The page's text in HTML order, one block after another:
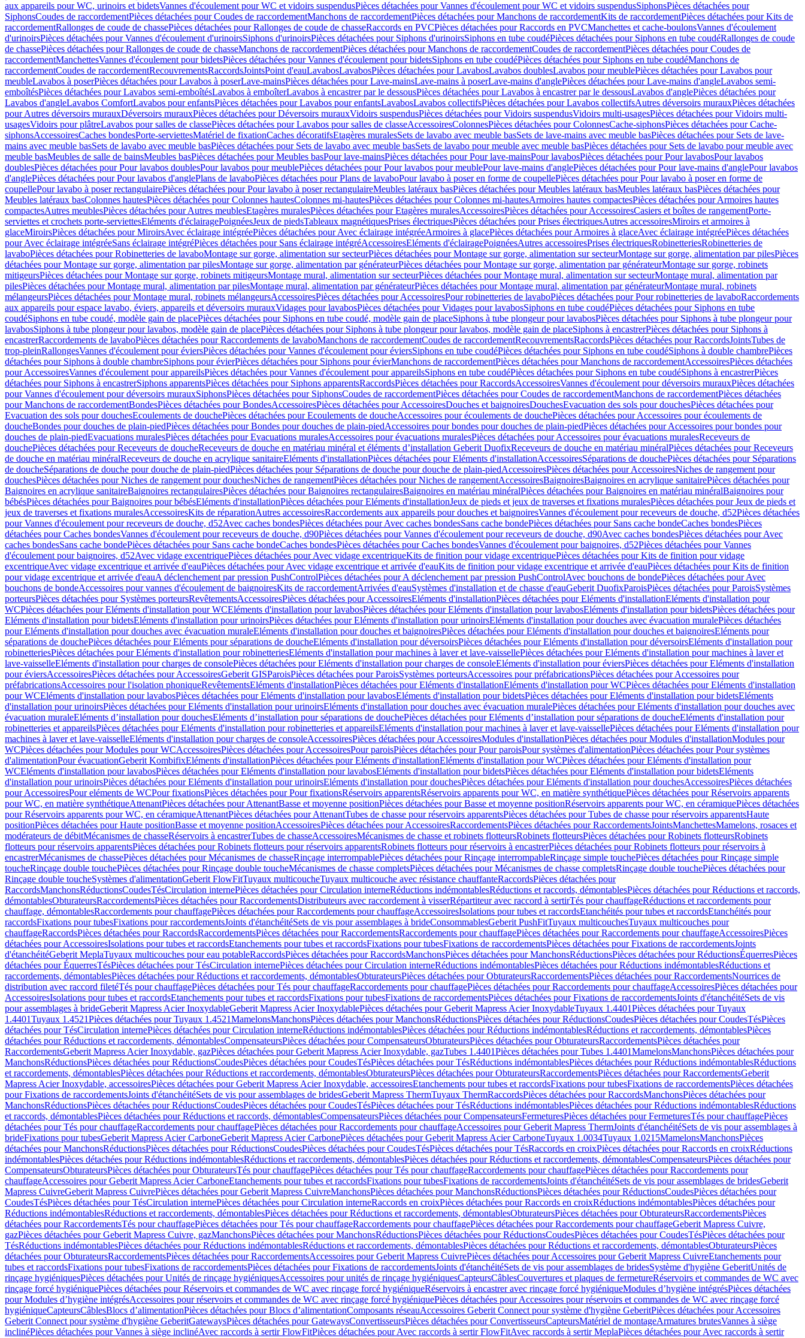
aux appareils pour WC, urinoirs et bidetsVannes d'écoulement pour WC et vidoirs suspendusPièces détachées pour Vannes d'écoulement pour WC et vidoirs suspendusSiphonsPièces détachées pour
SiphonsCoudes de raccordementPièces détachées pour Coudes de raccordementManchons de raccordementPièces détachées pour Manchons de raccordementKits de raccordementPièces détachées pour Kits de
raccordementRallonges de coude de chassePièces détachées pour Rallonges de coude de chasseRaccords en PVCPièces détachées pour Raccords en PVCManchettes et cache-boulonsVannes d'écoulement
d'urinoirsPièces détachées pour Vannes d'écoulement d'urinoirsSiphons d'urinoirsPièces détachées pour Siphons d'urinoirsSiphons en tube coudéPièces détachées pour Siphons en tube coudéRallonges de coude
de chassePièces détachées pour Rallonges de coude de chasseManchons de raccordementPièces détachées pour Manchons de raccordementCoudes de raccordementPièces détachées pour Coudes de
raccordementManchettesVannes d'écoulement pour bidetsPièces détachées pour Vannes d'écoulement pour bidetsSiphons en tube coudéPièces détachées pour Siphons en tube coudéManchons de
raccordementCoudes de raccordementRecouvrementsRaccordsJointsPoint d'eauLavabosLavabosPièces détachées pour LavabosLavabos doublesLavabos pour meublePièces détachées pour Lavabos pour
meubleLavabos à poserPièces détachées pour Lavabos à poserLave-mainsPièces détachées pour Lave-mainsLave-mains à poserLave-mains d'anglePièces détachées pour Lave-mains d'angleLavabos semi-
emboîtésPièces détachées pour Lavabos semi-emboîtésLavabos à emboîterLavabos à encastrer par le dessousPièces détachées pour Lavabos à encastrer par le dessousLavabos d'anglePièces détachées pour
Lavabos d'angleLavabos ComfortLavabos pour enfantsPièces détachées pour Lavabos pour enfantsLavabosLavabos collectifsPièces détachées pour Lavabos collectifsAutres déversoirs murauxPièces détachées
pour Autres déversoirs murauxDéversoirs murauxPièces détachées pour Déversoirs murauxVidoirs suspendusPièces détachées pour Vidoirs suspendusVidoirs multi-usagesPièces détachées pour Vidoirs multi-
usagesVidoirs pour plâtreLavabos pour salles de classePièces détachées pour Lavabos pour salles de classeAccessoiresColonnesPièces détachées pour ColonnesCache-siphonsPièces détachées pour Cache-
siphonsAccessoiresCaches bondesPorte-serviettesMatériel de fixationCaches décoratifsEtagères muralesSets de lavabo avec meuble basSets de lave-mains avec meuble basPièces détachées pour Sets de lave-
mains avec meuble basSets de lavabo avec meuble basPièces détachées pour Sets de lavabo avec meuble basSets de lavabo pour meuble avec meuble basPièces détachées pour Sets de lavabo pour meuble avec
meuble basMeubles de salle de bainsMeubles basPièces détachées pour Meubles basPour lave-mainsPièces détachées pour Pour lave-mainsPour lavabosPièces détachées pour Pour lavabosPour lavabos
doublesPièces détachées pour Pour lavabos doublesPour lavabos pour meublePièces détachées pour Pour lavabos pour meublePour lave-mains d'anglePièces détachées pour Pour lave-mains d'anglePour lavabos
d'anglePièces détachées pour Pour lavabos d'anglePlans de lavaboPièces détachées pour Plans de lavaboPour lavabo à poser en forme de coupellePièces détachées pour Pour lavabo à poser en forme de
coupellePour lavabo à poser rectangulairePièces détachées pour Pour lavabo à poser rectangulaireMeubles latéraux basPièces détachées pour Meubles latéraux basMeubles latéraux basPièces détachées pour
Meubles latéraux basColonnes hautesPièces détachées pour Colonnes hautesColonnes mi-hautesPièces détachées pour Colonnes mi-hautesArmoires hautes compactesPièces détachées pour Armoires hautes
compactesAutres meublesPièces détachées pour Autres meublesEtagères muralesPièces détachées pour Etagères muralesAccessoiresPièces détachées pour AccessoiresCasiers et boîtes de rangementPorte-
serviettes et crochets porte-serviettesEléments d'éclairagePoignéesJeux de piedsTableaux magnétiquesPrises électriquesPièces détachées pour Prises électriquesAutres accessoiresMiroirs et armoires à
glaceMiroirsPièces détachées pour MiroirsAvec éclairage intégréePièces détachées pour Avec éclairage intégréeArmoires à glacePièces détachées pour Armoires à glaceAvec éclairage intégréePièces détachées
pour Avec éclairage intégréeSans éclairage intégréPièces détachées pour Sans éclairage intégréAccessoiresEléments d'éclairagePoignéesAutres accessoiresPrises électriquesRobinetteriesRobinetteries de
lavaboPièces détachées pour Robinetteries de lavaboMontage sur gorge, alimentation sur secteurPièces détachées pour Montage sur gorge, alimentation sur secteurMontage sur gorge, alimentation par pilesPièces
détachées pour Montage sur gorge, alimentation par pilesMontage sur gorge, alimentation par générateurPièces détachées pour Montage sur gorge, alimentation par générateurMontage sur gorge, robinets
mitigeursPièces détachées pour Montage sur gorge, robinets mitigeursMontage mural, alimentation sur secteurPièces détachées pour Montage mural, alimentation sur secteurMontage mural, alimentation par
pilesPièces détachées pour Montage mural, alimentation par pilesMontage mural, alimentation par générateurPièces détachées pour Montage mural, alimentation par générateurMontage mural, robinets
mélangeursPièces détachées pour Montage mural, robinets mélangeursAccessoiresPièces détachées pour AccessoiresPour robinetteries de lavaboPièces détachées pour Pour robinetteries de lavaboRaccordements
aux appareils pour espace lavabo, éviers, appareils et déversoirs murauxVidages pour lavabosPièces détachées pour Vidages pour lavabosSiphons en tube coudéPièces détachées pour Siphons en tube
coudéSiphons en tube coudé, modèle gain de placePièces détachées pour Siphons en tube coudé, modèle gain de placeSiphons à tube plongeur pour lavabosPièces détachées pour Siphons à tube plongeur pour
lavabosSiphons à tube plongeur pour lavabos, modèle gain de placePièces détachées pour Siphons à tube plongeur pour lavabos, modèle gain de placeSiphons à encastrerPièces détachées pour Siphons à
encastrerRaccordements de lavaboPièces détachées pour Raccordements de lavaboManchons de raccordementCoudes de raccordementRecouvrementsRaccordsPièces détachées pour RaccordsJointsTubes de
trop-pleinRallongesVannes d'écoulement pour éviersPièces détachées pour Vannes d'écoulement pour éviersSiphons en tube coudéPièces détachées pour Siphons en tube coudéSiphons à double chambrePièces
détachées pour Siphons à double chambreSiphons pour évierPièces détachées pour Siphons pour évierManchons de raccordementPièces détachées pour Manchons de raccordementAccessoiresPièces détachées
pour AccessoiresVannes d'écoulement pour appareilsPièces détachées pour Vannes d'écoulement pour appareilsSiphons en tube coudéPièces détachées pour Siphons en tube coudéSiphons à encastrerPièces
détachées pour Siphons à encastrerSiphons apparentsPièces détachées pour Siphons apparentsRaccordsPièces détachées pour RaccordsAccessoiresVannes d'écoulement pour déversoirs murauxPièces détachées
pour Vannes d'écoulement pour déversoirs murauxSiphonsPièces détachées pour SiphonsCoudes de raccordementPièces détachées pour Coudes de raccordementManchons de raccordementPièces détachées
pour Manchons de raccordementBondesPièces détachées pour BondesAccessoiresPièces détachées pour AccessoiresDouches et baignoiresDouchesEvacuation des sols pour douchesPièces détachées pour
Evacuation des sols pour douchesEcoulements de douchePièces détachées pour Ecoulements de doucheAccessoires pour écoulements de douchePièces détachées pour Accessoires pour écoulements de
doucheBondes pour douches de plain-piedPièces détachées pour Bondes pour douches de plain-piedAccessoires pour bondes pour douches de plain-piedPièces détachées pour Accessoires pour bondes pour
douches de plain-piedEvacuations muralesPièces détachées pour Evacuations muralesAccessoires pour évacuations muralesPièces détachées pour Accessoires pour évacuations muralesReceveurs de
douchePièces détachées pour Receveurs de doucheReceveurs de douche en matériau minéral et éléments d’installation Geberit DuofixReceveurs de douche en matériau minéralPièces détachées pour Receveurs
de douche en matériau minéralReceveurs de douche en acrylique sanitaireEléments d'installationPièces détachées pour Eléments d'installationAccessoiresSéparations de douchePièces détachées pour Séparations
de doucheSéparations de douche pour douche de plain-piedPièces détachées pour Séparations de douche pour douche de plain-piedAccessoiresPièces détachées pour AccessoiresNiches de rangement pour
douchesPièces détachées pour Niches de rangement pour douchesNiches de rangementPièces détachées pour Niches de rangementAccessoiresBaignoiresBaignoires en acrylique sanitairePièces détachées pour
Baignoires en acrylique sanitaireBaignoires rectangulairesPièces détachées pour Baignoires rectangulairesBaignoires en matériau minéralPièces détachées pour Baignoires en matériau minéralBaignoires pour
bébésPièces détachées pour Baignoires pour bébésEléments d'installationPièces détachées pour Eléments d'installationJeux de pieds et jeux de traverses et fixations muralesPièces détachées pour Jeux de pieds et
jeux de traverses et fixations muralesAccessoiresKits de réparationAutres accessoiresRaccordements aux appareils pour douches et baignoiresVannes d'écoulement pour receveurs de douche, d52Pièces détachées
pour Vannes d'écoulement pour receveurs de douche, d52Avec caches bondesPièces détachées pour Avec caches bondesSans cache bondePièces détachées pour Sans cache bondeCaches bondesPièces
détachées pour Caches bondesVannes d'écoulement pour receveurs de douche, d90Pièces détachées pour Vannes d'écoulement pour receveurs de douche, d90Avec caches bondesPièces détachées pour Avec
caches bondesSans cache bondePièces détachées pour Sans cache bondeCaches bondesPièces détachées pour Caches bondesVannes d'écoulement pour baignoires, d52Pièces détachées pour Vannes
d'écoulement pour baignoires, d52Avec vidage excentriquePièces détachées pour Avec vidage excentriqueKits de finition pour vidage excentriquePièces détachées pour Kits de finition pour vidage
excentriqueAvec vidage excentrique et arrivée d'eauPièces détachées pour Avec vidage excentrique et arrivée d'eauKits de finition pour vidage excentrique et arrivée d'eauPièces détachées pour Kits de finition
pour vidage excentrique et arrivée d'eauA déclenchement par pression PushControlPièces détachées pour A déclenchement par pression PushControlAvec bouchons de bondePièces détachées pour Avec
bouchons de bondeAccessoires pour vannes d'écoulement de baignoiresKits de raccordementArrivées d'eauSystèmes d'installation et de chasse d'eauGeberit DuofixParoisPièces détachées pour ParoisSystèmes
porteursPièces détachées pour Systèmes porteursRevêtementsAccessoiresPièces détachées pour AccessoiresEléments d'installationPièces détachées pour Eléments d'installationEléments d'installation pour
WCPièces détachées pour Eléments d'installation pour WCEléments d'installation pour lavabosPièces détachées pour Eléments d'installation pour lavabosEléments d'installation pour bidetsPièces détachées pour
Eléments d'installation pour bidetsEléments d'installation pour urinoirsPièces détachées pour Eléments d'installation pour urinoirsEléments d'installation pour douches avec évacuation muralePièces détachées
pour Eléments d'installation pour douches avec évacuation muraleEléments d'installation pour douches et baignoiresPièces détachées pour Eléments d'installation pour douches et baignoiresEléments pour
séparations de douchePièces détachées pour Eléments pour séparations de doucheEléments d'installation pour déversoirsPièces détachées pour Eléments d'installation pour déversoirsEléments d'installation pour
robinetteriesPièces détachées pour Eléments d'installation pour robinetteriesEléments d'installation pour machines à laver et lave-vaissellePièces détachées pour Eléments d'installation pour machines à laver et
lave-vaisselleEléments d'installation pour charges de consolePièces détachées pour Eléments d'installation pour charges de consoleEléments d'installation pour éviersPièces détachées pour Eléments d'installation
pour éviersAccessoiresPièces détachées pour AccessoiresGeberit GISParoisPièces détachées pour ParoisSystèmes porteursAccessoires pour préfabricationsPièces détachées pour Accessoires pour
préfabricationsAccessoires pour l'isolation phoniqueRevêtementsEléments d'installationPièces détachées pour Eléments d'installationEléments d'installation pour WCPièces détachées pour Eléments d'installation
pour WCEléments d'installation pour lavabosPièces détachées pour Eléments d'installation pour lavabosEléments d'installation pour bidetsPièces détachées pour Eléments d'installation pour bidetsEléments
d'installation pour urinoirsPièces détachées pour Eléments d'installation pour urinoirsEléments d'installation pour douches avec évacuation muralePièces détachées pour Eléments d'installation pour douches avec
évacuation muraleEléments d’installation pour douchesEléments d’installation pour séparations de douchePièces détachées pour Eléments d’installation pour séparations de doucheEléments d'installation pour
robinetteries et appareilsPièces détachées pour Eléments d'installation pour robinetteries et appareilsEléments d'installation pour machines à laver et lave-vaissellePièces détachées pour Eléments d'installation pour
machines à laver et lave-vaisselleEléments d'installation pour charges de consoleAccessoiresPièces détachées pour AccessoiresModules d'installationPièces détachées pour Modules d'installationModules pour
WCPièces détachées pour Modules pour WCAccessoiresPièces détachées pour AccessoiresPour paroisPièces détachées pour Pour paroisPour systèmes d'alimentationPièces détachées pour Pour systèmes
d'alimentationPour évacuationGeberit KombifixEléments d'installationPièces détachées pour Eléments d'installationEléments d'installation pour WCPièces détachées pour Eléments d'installation pour
WCEléments d'installation pour lavabosPièces détachées pour Eléments d'installation pour lavabosEléments d'installation pour bidetsPièces détachées pour Eléments d'installation pour bidetsEléments
d'installation pour urinoirsPièces détachées pour Eléments d'installation pour urinoirsEléments d'installation pour douchesPièces détachées pour Eléments d'installation pour douchesAccessoiresPièces détachées
pour AccessoiresPour eléments de WCPour fixationsPièces détachées pour Pour fixationsRéservoirs apparentsRéservoirs apparents pour WC, en matière synthétiquePièces détachées pour Réservoirs apparents
pour WC, en matière synthétiqueAttenantPièces détachées pour AttenantBasse et moyenne positionPièces détachées pour Basse et moyenne positionRéservoirs apparents pour WC, en céramiquePièces détachées
pour Réservoirs apparents pour WC, en céramiqueAttenantPièces détachées pour AttenantTubes de chasse pour réservoirs apparentsPièces détachées pour Tubes de chasse pour réservoirs apparentsHaute
positionPièces détachées pour Haute positionBasse et moyenne positionAccessoiresPièces détachées pour AccessoiresRaccordementsPièces détachées pour RaccordementsJointsManchettesMamelons, rosaces et
modérateurs de débitMécanismes de chasseRéservoirs à encastrerTubes de chasseAccessoiresMécanismes de chasse et robinets flotteursRobinets flotteursPièces détachées pour Robinets flotteursRobinets
flotteurs pour réservoirs apparentsPièces détachées pour Robinets flotteurs pour réservoirs apparentsRobinets flotteurs pour réservoirs à encastrerPièces détachées pour Robinets flotteurs pour réservoirs à
encastrerMécanismes de chassePièces détachées pour Mécanismes de chasseRinçage interrompablePièces détachées pour Rinçage interrompableRinçage simple touchePièces détachées pour Rinçage simple
toucheRinçage double touchePièces détachées pour Rinçage double toucheMécanismes de chasse completsPièces détachées pour Mécanismes de chasse completsRinçage double touchePièces détachées pour
Rinçage double toucheSystèmes d'alimentationGeberit FlowFitTuyaux multicoucheTuyaux multicouche avec résistance chauffanteRaccordsPièces détachées pour
RaccordsManchonsRéductionsCoudesTésCirculation internePièces détachées pour Circulation interneRéductions indémontablesRéductions et raccords, démontablesPièces détachées pour Réductions et raccords,
démontablesObturateursRaccordementsPièces détachées pour RaccordementsDistributeurs avec raccordement à visserRépartiteur avec raccord à sertirTés pour chauffageRéductions et raccordements pour
chauffage, démontablesRaccordements pour chauffagePièces détachées pour Raccordements pour chauffageAccessoiresIsolations pour tubes et raccordsEtanchéités pour tubes et raccordsEtanchéités pour
raccordsFixations pour tubesFixations pour raccordementsJoints d'étanchéitéSets de vis pour assemblages à brideConsommablesGeberit PushFitTuyaux multicouchesTuyaux multicouches pour
chauffageRaccordsPièces détachées pour RaccordsRaccordementsPièces détachées pour RaccordementsRaccordements pour chauffagePièces détachées pour Raccordements pour chauffageAccessoiresPièces
détachées pour AccessoiresIsolations pour tubes et raccordsEtanchements pour tubes et raccordsFixations pour tubesFixations de raccordementsPièces détachées pour Fixations de raccordementsJoints
d'étanchéitéGeberit MeplaTuyaux multicouches pour eau potableRaccordsPièces détachées pour RaccordsManchonsPièces détachées pour ManchonsRéductionsPièces détachées pour RéductionsÉquerresPièces
détachées pour ÉquerresTésPièces détachées pour TésCirculation internePièces détachées pour Circulation interneRéductions indémontablesPièces détachées pour Réductions indémontablesRéductions et
raccordements, démontablesPièces détachées pour Réductions et raccordements, démontablesObturateursPièces détachées pour ObturateursRaccordementsPièces détachées pour RaccordementsNourrices de
distribution avec raccord filetéTés pour chauffagePièces détachées pour Tés pour chauffageRaccordements pour chauffagePièces détachées pour Raccordements pour chauffageAccessoiresPièces détachées pour
AccessoiresIsolations pour tubes et raccordsEtanchements pour tubes et raccordsFixations pour tubesFixations de raccordementsPièces détachées pour Fixations de raccordementsJoints d'étanchéitéSets de vis
pour assemblages à brideGeberit Mapress Acier InoxydableGeberit Mapress Acier InoxydablePièces détachées pour Geberit Mapress Acier InoxydableTuyaux 1.4401Pièces détachées pour Tuyaux
1.4401Tuyaux 1.4521Pièces détachées pour Tuyaux 1.4521MamelonsManchonsPièces détachées pour ManchonsRéductionsPièces détachées pour RéductionsCoudesPièces détachées pour CoudesTésPièces
détachées pour TésCirculation internePièces détachées pour Circulation interneRéductions indémontablesPièces détachées pour Réductions indémontablesRéductions et raccordements, démontablesPièces
détachées pour Réductions et raccordements, démontablesCompensateursPièces détachées pour CompensateursObturateursPièces détachées pour ObturateursRaccordementsPièces détachées pour
RaccordementsGeberit Mapress Acier Inoxydable, gazPièces détachées pour Geberit Mapress Acier Inoxydable, gazTubes 1.4401Pièces détachées pour Tubes 1.4401MamelonsManchonsPièces détachées pour
ManchonsRéductionsPièces détachées pour RéductionsCoudesPièces détachées pour CoudesTésPièces détachées pour TésRéductions indémontablesPièces détachées pour Réductions indémontablesRéductions
et raccordements, démontablesPièces détachées pour Réductions et raccordements, démontablesObturateursPièces détachées pour ObturateursRaccordementsPièces détachées pour RaccordementsGeberit
Mapress Acier Inoxydable, accessoiresPièces détachées pour Geberit Mapress Acier Inoxydable, accessoiresEtanchements pour tubes et raccordsFixations pour tubesFixations de raccordementsPièces détachées
pour Fixations de raccordementsJoints d'étanchéitéSets de vis pour assemblages de bridesGeberit Mapress ThermTuyaux ThermRaccordsPièces détachées pour RaccordsManchonsPièces détachées pour
ManchonsRéductionsPièces détachées pour RéductionsCoudesPièces détachées pour CoudesTésPièces détachées pour TésRéductions indémontablesPièces détachées pour Réductions indémontablesRéductions
et raccords, démontablesPièces détachées pour Réductions et raccords, démontablesCompensateursPièces détachées pour CompensateursFermeturesPièces détachées pour FermeturesTés pour chauffagePièces
détachées pour Tés pour chauffageRaccordements pour chauffagePièces détachées pour Raccordements pour chauffageAccessoires pour Geberit Mapress ThermJoints d'étanchéitéSets de vis pour assemblages à
brideFixations pour tubesGeberit Mapress Acier CarboneGeberit Mapress Acier CarbonePièces détachées pour Geberit Mapress Acier CarboneTuyaux 1.0034Tuyaux 1.0215MamelonsManchonsPièces
détachées pour ManchonsRéductionsPièces détachées pour RéductionsCoudesPièces détachées pour CoudesTésPièces détachées pour TésRaccords en croixPièces détachées pour Raccords en croixRéductions
indémontablesPièces détachées pour Réductions indémontablesRéductions et raccordements, démontablesPièces détachées pour Réductions et raccordements, démontablesCompensateursPièces détachées pour
CompensateursObturateursPièces détachées pour ObturateursTés pour chauffagePièces détachées pour Tés pour chauffageRaccordements pour chauffagePièces détachées pour Raccordements pour
chauffageAccessoires pour Geberit Mapress Acier CarboneEtanchements pour tubes et raccordsFixations pour tubesFixations de raccordementsJoints d'étanchéitéSets de vis pour assemblages de bridesGeberit
Mapress CuivreGeberit Mapress CuivrePièces détachées pour Geberit Mapress CuivreManchonsPièces détachées pour ManchonsRéductionsPièces détachées pour RéductionsCoudesPièces détachées pour
CoudesTésPièces détachées pour TésCirculation internePièces détachées pour Circulation interneRaccords en croixPièces détachées pour Raccords en croixRéductions indémontablesPièces détachées pour
Réductions indémontablesRéductions et raccordements, démontablesPièces détachées pour Réductions et raccordements, démontablesObturateursPièces détachées pour ObturateursRaccordementsPièces
détachées pour RaccordementsTés pour chauffagePièces détachées pour Tés pour chauffageRaccordements pour chauffagePièces détachées pour Raccordements pour chauffageGeberit Mapress Cuivre,
gazPièces détachées pour Geberit Mapress Cuivre, gazManchonsPièces détachées pour ManchonsRéductionsPièces détachées pour RéductionsCoudesPièces détachées pour CoudesTésPièces détachées pour
TésRéductions indémontablesPièces détachées pour Réductions indémontablesRéductions et raccordements, démontablesPièces détachées pour Réductions et raccordements, démontablesObturateursPièces
détachées pour ObturateursRaccordementsPièces détachées pour RaccordementsAccessoires pour Geberit Mapress CuivrePièces détachées pour Accessoires pour Geberit Mapress CuivreEtanchements pour
tubes et raccordsFixations pour tubesFixations de raccordementsPièces détachées pour Fixations de raccordementsJoints d'étanchéitéSets de vis pour assemblages de bridesSystème d'hygiène GeberitUnités de
rinçage hygiéniquesPièces détachées pour Unités de rinçage hygiéniquesAccessoires pour unités de rinçage hygiéniquesCapteursCâblesCouvertures et plaques de fermetureRéservoirs et commandes de WC avec
rinçage forcé hygiéniquePièces détachées pour Réservoirs et commandes de WC avec rinçage forcé hygiéniqueRéservoirs à encastrer avec rinçage forcé hygiéniqueModules d’hygiène intégrésPièces détachées
pour Modules d’hygiène intégrésAccessoires pour réservoirs et commandes de WC avec rinçage forcé hygiéniquePièces détachées pour Accessoires pour réservoirs et commandes de WC avec rinçage forcé
hygiéniqueCapteursCâblesBlocs d’alimentationPièces détachées pour Blocs d’alimentationComposants réseauAccessoires Geberit Connect pour système d'hygiène GeberitPièces détachées pour Accessoires
Geberit Connect pour système d'hygiène GeberitGatewaysPièces détachées pour GatewaysConvertisseursPièces détachées pour ConvertisseursCapteursMatériel de montageArmatures brutesVannes à siège
inclinéPièces détachées pour Vannes à siège inclinéAvec raccords à sertir FlowFitPièces détachées pour Avec raccords à sertir FlowFitAvec raccords à sertir MeplaPièces détachées pour Avec raccords à sertir